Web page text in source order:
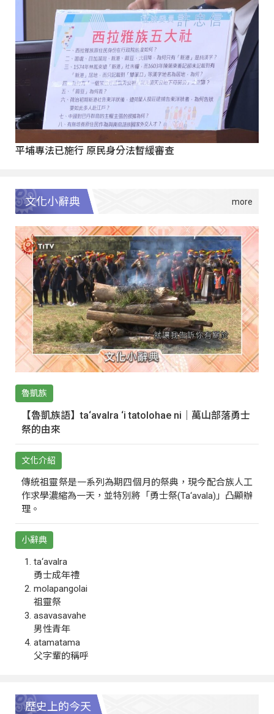
平埔專法已施行 原民身分法暫緩審查
文化小辭典
魯凱族
【魯凱族語】ta‘avalra ‘i tatolohae ni｜萬山部落勇士
祭的由來
文化介紹
傳統祖靈祭是一系列為期四個月的祭典，現今配合族人工
作求學濃縮為一天，並特別將「勇士祭(Ta‘avala)」凸顯辦
理。
小辭典
ta‘avalra
勇士成年禮
molapangolai
祖靈祭
asavasavahe
男性青年
atamatama
父字輩的稱呼
歷史上的今天